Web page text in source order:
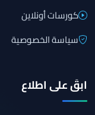
كورسات أونلاين
سياسة الخصوصية
ابقَ على اطلاع